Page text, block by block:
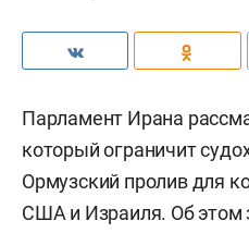
Парламент Ирана
который ограничит
Ормузский пролив для
США и Израиля. Об этом